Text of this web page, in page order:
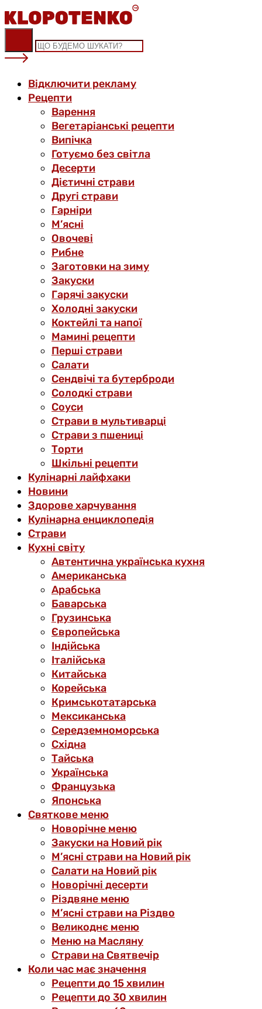
Skip
to
content
Відключити рекламу
Рецепти
Варення
Вегетаріанські рецепти
Випічка
Готуємо без світла
Десерти
Дієтичні страви
Другі страви
Гарніри
М’ясні
Овочеві
Рибне
Заготовки на зиму
Закуски
Гарячі закуски
Холодні закуски
Коктейлі та напої
Мамині рецепти
Перші страви
Салати
Сендвічі та бутерброди
Солодкі страви
Соуси
Страви в мультиварці
Страви з пшениці
Торти
Шкільні рецепти
Кулінарні лайфхаки
Новини
Здорове харчування
Кулінарна енциклопедія
Страви
Кухні світу
Автентична українська кухня
Американська
Арабська
Баварська
Грузинська
Європейська
Індійська
Італійська
Китайська
Корейська
Кримськотатарська
Мексиканська
Середземноморська
Східна
Тайська
Українська
Французька
Японська
Святкове меню
Новорічне меню
Закуски на Новий рік
М’ясні страви на Новий рік
Салати на Новий рік
Новорічні десерти
Різдвяне меню
М’ясні страви на Різдво
Великоднє меню
Меню на Масляну
Страви на Святвечір
Коли час має значення
Рецепти до 15 хвилин
Рецепти до 30 хвилин